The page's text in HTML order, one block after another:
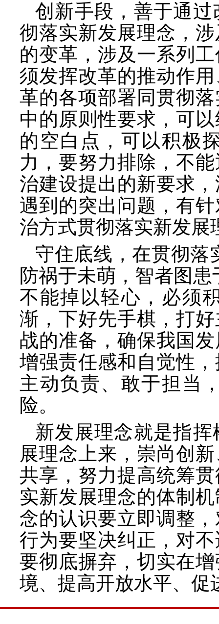
创新手段，善于通
彻落实新发展理念，
的变革，涉及一系列
须发挥改革的推动作
革的各项部署同贯彻
中的原则性要求，可
的空白点，可以积极
力，要努力排除，不
治建设提出的新要求
遇到的突出问题，有
治方式贯彻落实新发展
守住底线，在贯彻落
防祸于未萌，智者图
不能掉以轻心，必须
渐，下好先手棋，打
战的准备，确保我国
增强责任感和自觉性
主动负责、敢于担当
险。
新发展理念就是指
展理念上来，崇尚创
共享，努力提高统筹
实新发展理念的体制
念的认识要立即调整
行为要坚决纠正，对
要彻底摒弃，切实在
境、提高开放水平、促